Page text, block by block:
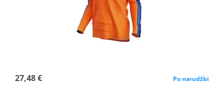
27,48 € Po narudžbi